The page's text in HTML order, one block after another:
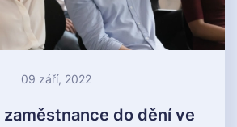
09 září, 2022
do dění ve